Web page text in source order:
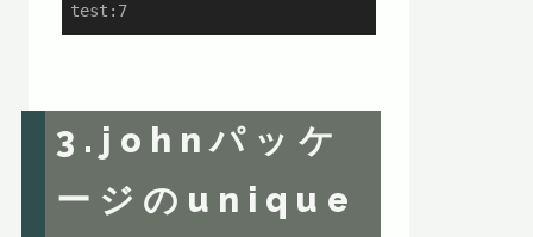
test:7
3.johnパッケ
ージのunique